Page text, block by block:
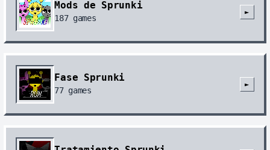
Mods de Sprunki
187games
►
Fase Sprunki
77games
►